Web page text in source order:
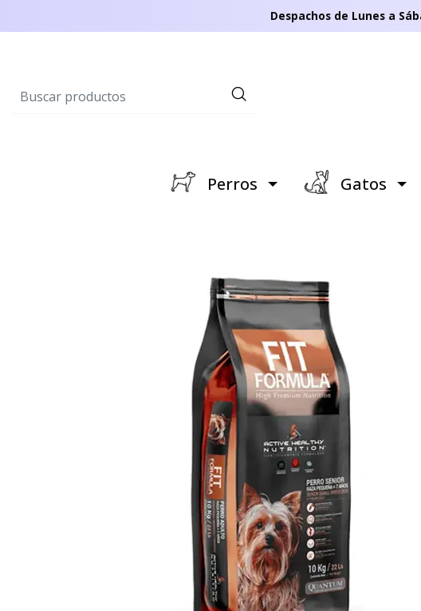
Despachos de Lunes a
Perros Gatos